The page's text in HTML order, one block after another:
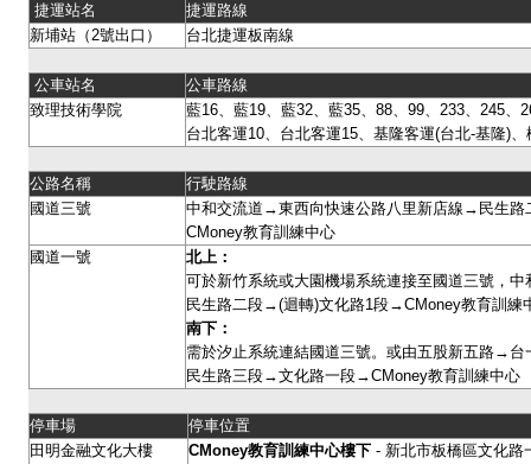
捷運站名
捷運路線
新埔站（2號出口）
台北捷運板南線
公車站名
公車路線
致理技術學院
藍16、藍19、藍32、藍35、88、99、233、245、
台北客運10、台北客運15、基隆客運(台北-基隆)
公路名稱
行駛路線
國道三號
中和交流道→東西向快速公路八里新店線→民生
CMoney教育訓練中心
國道一號
北上：
可於新竹系統或大園機場系統連接至國道三號，
民生路二段→(迴轉)文化路1段→CMoney教育訓練
南下：
需於汐止系統連結國道三號。或由五股新五路
民生路三段→文化路一段→CMoney教育訓練中心
停車場
停車位置
田明金融文化大樓
CMoney教育訓練中心樓下 - 新北市板橋區文化路